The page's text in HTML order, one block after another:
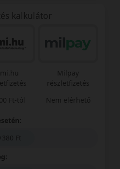
kalkulátor
Ft-tól
Milpay
részletfizetés
Nem elérhető
380 Ft